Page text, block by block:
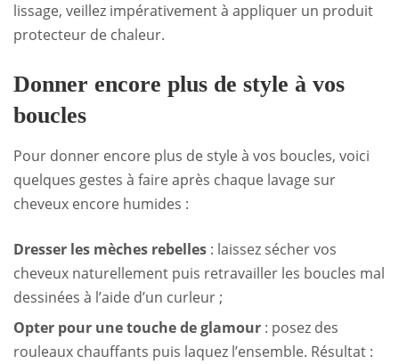
lissage, veillez impérativement à appliquer un produit
protecteur de chaleur.
Donner encore plus de style à vos
boucles
Pour donner encore plus de style à vos boucles, voici
quelques gestes à faire après chaque lavage sur
cheveux encore humides :
Dresser les mèches rebelles : laissez sécher vos
cheveux naturellement puis retravailler les boucles mal
dessinées à l’aide d’un curleur ;
Opter pour une touche de glamour : posez des
rouleaux chauffants puis laquez l’ensemble. Résultat :